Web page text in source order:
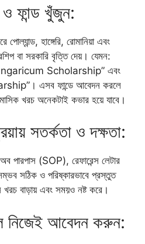
ফান্ড খুঁজুন:
হাঙ্গেরি, রোমানিয়া এবং
বা সরকারি বৃত্তি দেয়। যেমন:
Scholarship” এবং
এসব ফান্ডে আবেদন করলে
খরচ অনেকটাই কভার হয়ে যাবে।
সতর্কতা ও দক্ষতা:
পারপাস (SOP), রেফারেন্স লেটার
সঠিক ও পরিষ্কারভাবে প্রস্তুত
বাড়ায় এবং সময়ও নষ্ট করে।
নিজেই আবেদন করুন: